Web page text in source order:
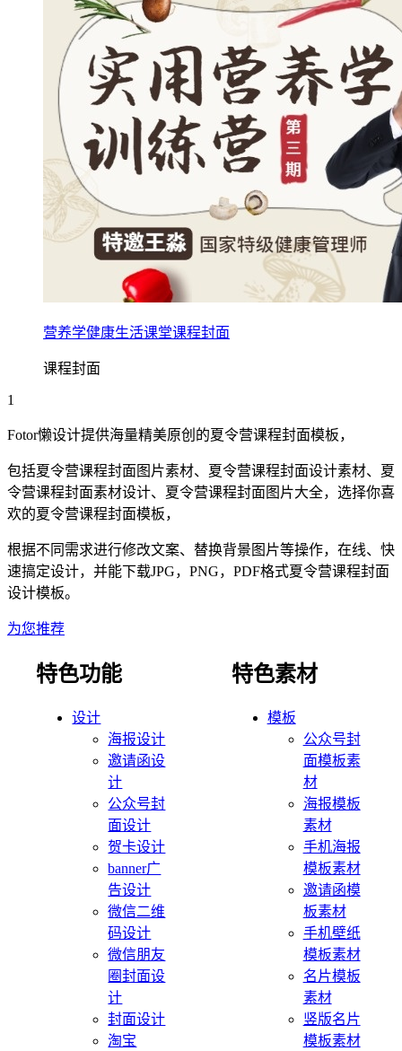
营养学健康生活课堂课程封面
课程封面
1
Fotor懒设计提供海量精美原创的夏令营课程封面模板，
包括夏令营课程封面 图片素材、 夏令营课程封面设计素材、 夏
令营课程封面素材设计、 夏令营课程封面 图片大全，选择你喜
欢的夏令营课程封面模板，
根据不同需求进行修改文案、替换背景图片等操作，在线、快
速搞定设计，并能下载JPG，PNG，PDF格式夏令营课程封面
设计模板。
为您推荐
特色功能
设计
海报设计
邀请函设
计
公众号封
面设计
贺卡设计
banner广
告设计
微信二维
码设计
微信朋友
圈封面设
计
封面设计
淘宝
特色素材
模板
公众号封
面模板素
材
海报模板
素材
手机海报
模板素材
邀请函模
板素材
手机壁纸
模板素材
名片模板
素材
竖版名片
模板素材